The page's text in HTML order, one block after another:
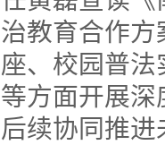
治教育合作
座、校园普
等方面开展
后续协同推